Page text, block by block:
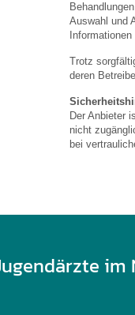
Auswahl und
Trotz
deren
Der Anbieter
nicht
bei
im